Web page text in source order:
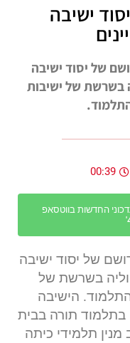
ישיבה
של יסוד ישיבה
בשרשת של ישיבות
00:39
החדשות בווטסאפ
של יסוד ישיבה
בשרשת של
התלמוד. הישיבה
תורה בבית
תלמידי כיתה